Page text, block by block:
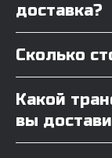
доставка?
Сколько
Какой
вы